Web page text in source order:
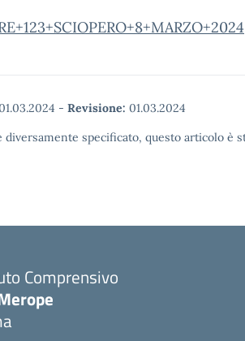
- Revisione: 01.03.2024
diversamente specificato, questo articolo è
Comprensivo